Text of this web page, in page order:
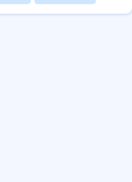
時間以内